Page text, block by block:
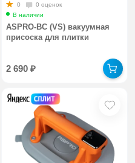
0
0 оценок
В наличии
ASPRO-ВС (VS) вакуумная
присоска для плитки
2 690₽